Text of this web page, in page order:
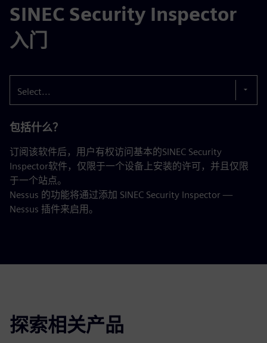
SINEC Security Inspector
入门
Select...
包括什么？
订阅该软件后，用户有权访问基本的SINEC Security
Inspector软件，仅限于一个设备上安装的许可，并且仅限
于一个站点。
Nessus 的功能将通过添加 SINEC Security Inspector —
Nessus 插件来启用。
探索相关产品